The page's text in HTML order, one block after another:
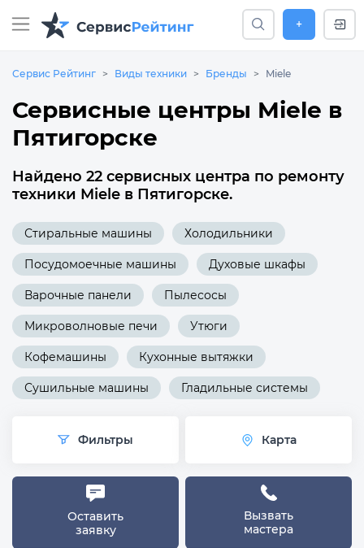
+
Сервис Рейтинг Виды техники Бренды Miele
Сервисные центры Miele в
Пятигорске
Найдено 22 сервисных центра по ремонту
техники Miele в Пятигорске.
Стиральные машины Холодильники
Посудомоечные машины Духовые шкафы
Варочные панели Пылесосы
Микроволновые печи Утюги
Кофемашины Кухонные вытяжки
Сушильные машины Гладильные системы
Фильтры Карта
Оставить
заявку
Вызвать
мастера